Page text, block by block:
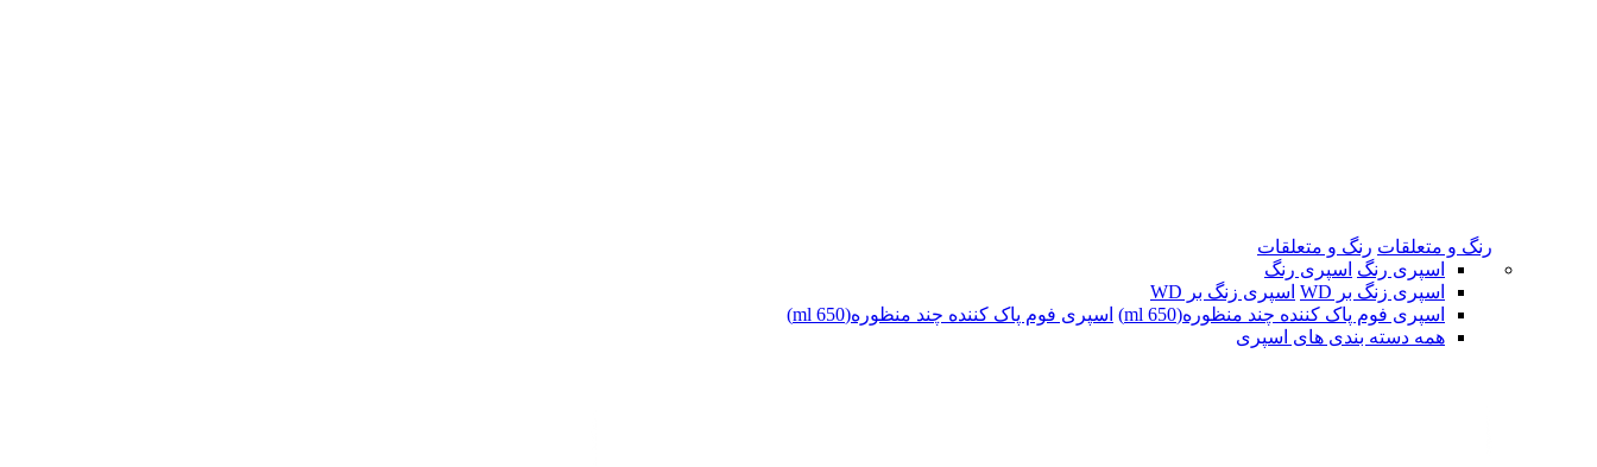
رنگ و متعلقات رنگ و متعلقات
اسپری رنگ اسپری رنگ
اسپری زنگ بر WD
اسپری زنگ بر WD
اسپری فوم پاک کننده چند منظوره(650 ml)
اسپری فوم پاک کننده چند منظوره(650 ml)
همه دسته بندی های اسپری